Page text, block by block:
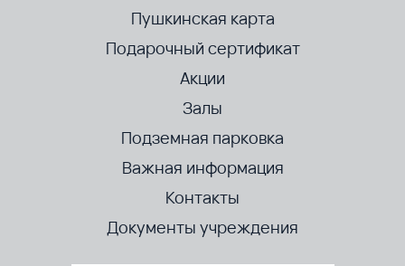
Пушкинская карта
Подарочный сертификат
Акции
Залы
Подземная парковка
Важная информация
Контакты
Документы учреждения